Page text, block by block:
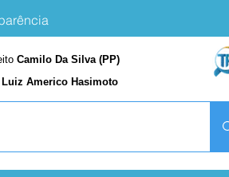
Camilo Da Silva (PP)
Luiz Americo Hasimoto